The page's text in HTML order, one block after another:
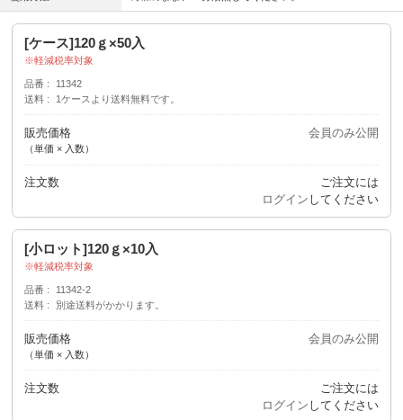
[ケース]120ｇ×50入
軽減税率対象
品番
11342
送料
1ケースより送料無料です。
販売価格
（単価 × 入数）
会員のみ公開
注文数
ご注文には
ログイン してください
[小ロット]120ｇ×10入
軽減税率対象
品番
11342-2
送料
別途送料がかかります。
販売価格
（単価 × 入数）
会員のみ公開
注文数
ご注文には
ログイン してください